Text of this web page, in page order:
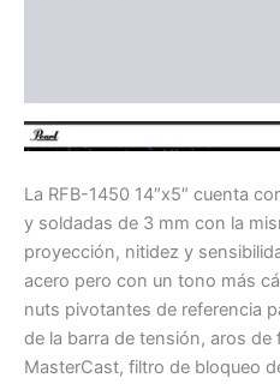
La RFB-1450 14″x5″ cuenta
y soldadas de 3 mm con la
proyección, nitidez y
acero pero con un tono más
nuts pivotantes de referencia
de la barra de tensión, aros de
MasterCast, filtro de bloqueo